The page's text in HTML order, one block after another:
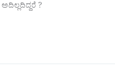
?